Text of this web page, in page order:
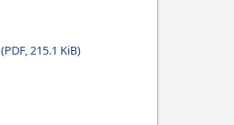
(PDF, 215.1 KiB)